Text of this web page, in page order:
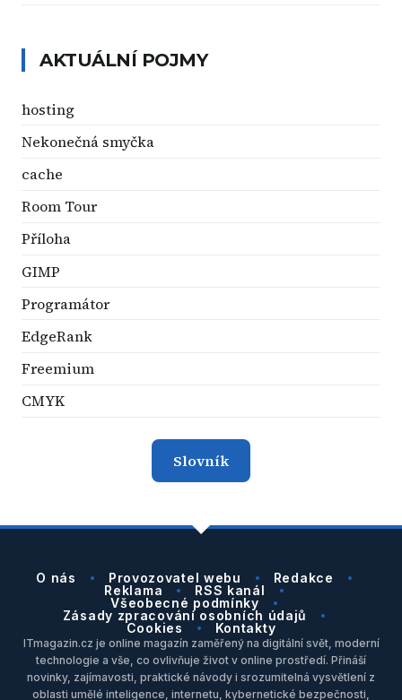
AKTUÁLNÍ POJMY
hosting
Nekonečná smyčka
cache
Room Tour
Příloha
GIMP
Programátor
EdgeRank
Freemium
CMYK
Slovník
O nás Provozovatel webu
Redakce
Reklama
RSS kanál
Všeobecné podmínky
Zásady zpracování osobních údajů
Cookies
Kontakty
ITmagazin.cz je online magazín zaměřený na digitální svět, moderní
technologie a vše, co ovlivňuje život v online prostředí. Přináší
novinky, zajímavosti, praktické návody i srozumitelná vysvětlení z
oblasti umělé inteligence, internetu, kybernetické bezpečnosti,